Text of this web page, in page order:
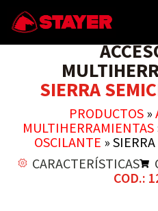
SIERRA
PRODUCTOS »
MULTIHERRAMIENTAS
OSCILANTE »
CARACTERÍSTICAS
COD.: